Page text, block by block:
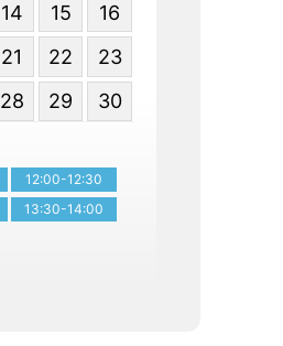
14 15
16
21 22
23
28 29 30
12:00-12:30
13:30-14:00